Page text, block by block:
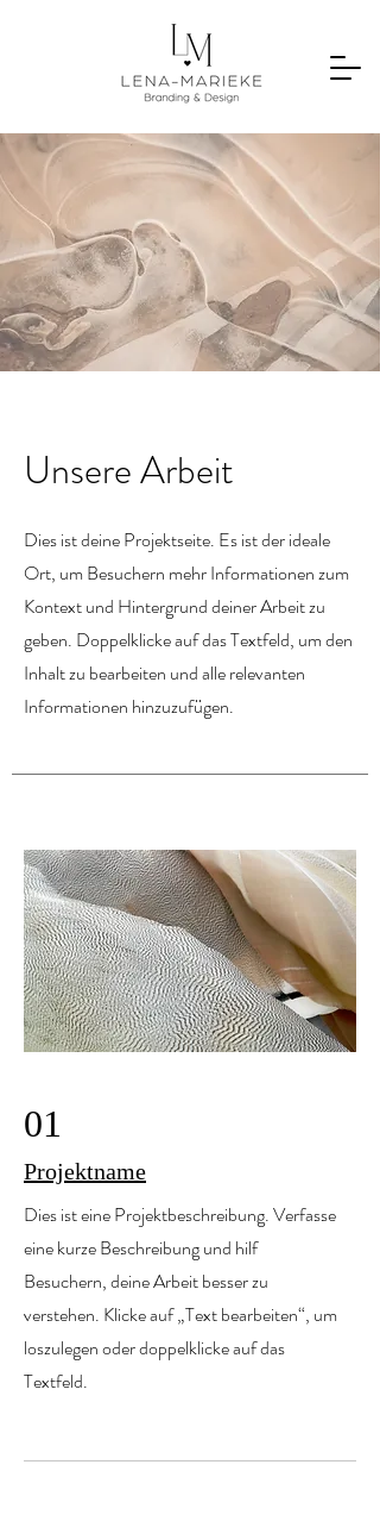
Unsere Arbeit
Dies ist deine Projektseite. Es ist der ideale
Ort, um Besuchern mehr Informationen zum
Kontext und Hintergrund deiner Arbeit zu
geben. Doppelklicke auf das Textfeld, um den
Inhalt zu bearbeiten und alle relevanten
Informationen hinzuzufügen.
01
Projektname
Dies ist eine Projektbeschreibung. Verfasse
eine kurze Beschreibung und hilf
Besuchern, deine Arbeit besser zu
verstehen. Klicke auf „Text bearbeiten“, um
loszulegen oder doppelklicke auf das
Textfeld.